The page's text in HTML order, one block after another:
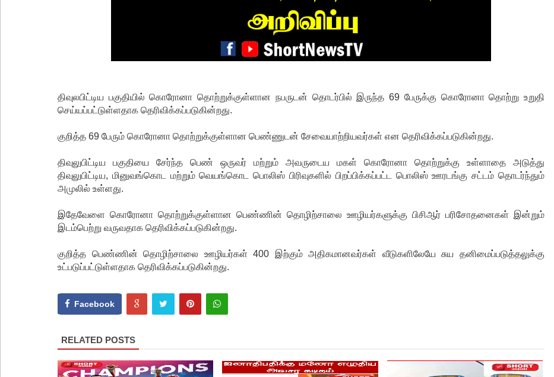
திவுலபிட்டிய பகுதியில் கொரோனா தொற்றுக்குள்ளான நபருடன் தொடர்பில் இருந்த 69 பேருக்கு கொரோனா தொற்று உறுதி
செய்யப்பட்டுள்ளதாக தெரிவிக்கப்படுகின்றது.
குறித்த 69 பேரும் கொரோனா தொற்றுக்குள்ளான பெண்ணுடன் சேவையாற்றியவர்கள் என தெரிவிக்கப்படுகின்றது.
திவுலுபிட்டிய பகுதியை சேர்ந்த பெண் ஒருவர் மற்றும் அவருடைய மகள் கொரோனா தொற்றுக்கு உள்ளாதை அடுத்து
திவுலுபிட்டிய, மினுவங்கொட மற்றும் வெயங்கொட பொலிஸ் பிரிவுகளில் பிறப்பிக்கப்பட்ட பொலிஸ் ஊரடங்கு சட்டம் தொடர்ந்தும்
அமுலில் உள்ளது.
இதேவேளை கொரோனா தொற்றுக்குள்ளான பெண்ணின் தொழிற்சாலை ஊழியர்களுக்கு பிசிஆர் பரிசோதனைகள் இன்றும்
இடம்பெற்று வருவதாக தெரிவிக்கப்படுகின்றது.
குறித்த பெண்ணின் தொழிற்சாலை ஊழியர்கள் 400 இற்கும் அதிகமானவர்கள் வீடுகளிலேயே சுய தனிமைப்படுத்தலுக்கு
உட்படுப்பட்டுள்ளதாக தெரிவிக்கப்படுகின்றது.
Facebook
RELATED POSTS